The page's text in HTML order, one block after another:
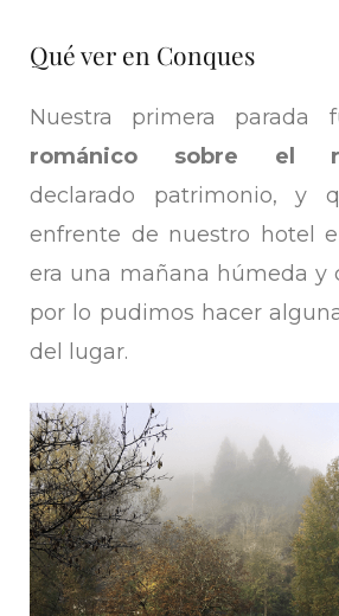
Qué ver en Conques
Nuestra primera parada
románico sobre el
declarado patrimonio, y
enfrente de nuestro hotel
era una mañana húmeda y
por lo pudimos hacer
del lugar.